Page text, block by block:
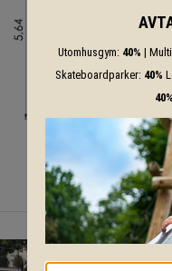
Utomhusgym: 40% |
Skateboardparker: 40%
40%